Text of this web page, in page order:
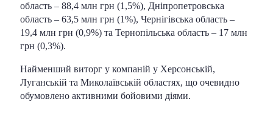
область – 88,4 млн грн (1,5%), Дніпропетровська
область – 63,5 млн грн (1%), Чернігівська область –
19,4 млн грн (0,9%) та Тернопільська область – 17 млн
грн (0,3%).
Найменший виторг у компаній у Херсонській,
Луганській та Миколаївській областях, що очевидно
обумовлено активними бойовими діями.